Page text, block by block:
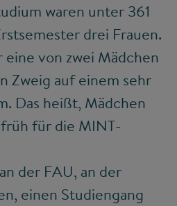
waren unter 361
drei Frauen.
von zwei Mädchen
Zweig auf einem sehr
Das heißt, Mädchen
für die MINT-
der FAU, an der
einen Studiengang